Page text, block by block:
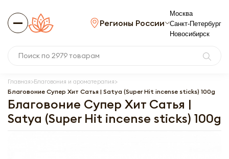
Регионы России
Москва
Санкт-Петербург
Новосибирск
Главная Благовония и ароматерапия
Благовоние Супер Хит Сатья | Satya (Super Hit incense sticks) 100g
Благовоние Супер Хит Сатья |
Satya (Super Hit incense sticks) 100g